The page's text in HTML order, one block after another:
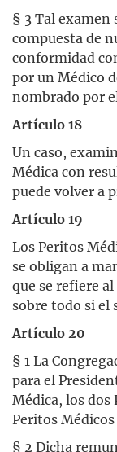
§ 3 Tal examen
compuesta de
conformidad
por un Médico
nombrado por
Artículo 18
Un caso,
Médica con
puede volver a
Artículo 19
Los Peritos
se obligan a
que se refiere
sobre todo si el
Artículo 20
§ 1 La
para el
Médica, los dos
Peritos
§ 2 Dicha